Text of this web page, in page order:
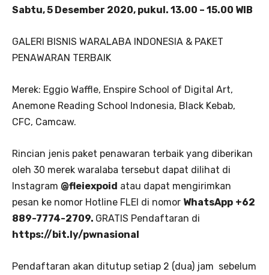
Sabtu, 5 Desember 2020, pukul. 13.00 – 15.00 WIB
GALERI BISNIS WARALABA INDONESIA & PAKET
PENAWARAN TERBAIK
Merek: Eggio Waffle, Enspire School of Digital Art,
Anemone Reading School Indonesia, Black Kebab,
CFC, Camcaw.
Rincian jenis paket penawaran terbaik yang diberikan
oleh 30 merek waralaba tersebut dapat dilihat di
Instagram @fleiexpoid atau dapat mengirimkan
pesan ke nomor Hotline FLEI di nomor WhatsApp +62
889-7774-2709. GRATIS Pendaftaran di
https://bit.ly/pwnasional
Pendaftaran akan ditutup setiap 2 (dua) jam sebelum